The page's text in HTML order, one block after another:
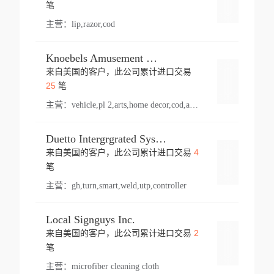
笔
主营： lip,razor,cod
Knoebels Amusement Resort
来自美国的客户，此公司累计进口交易
25笔
主营： vehicle,pl 2,arts,home decor,cod,amusement ride,sea
Duetto Intergrgrated Systems Inc.
来自美国的客户，此公司累计进口交易 4
笔
主营： gh,turn,smart,weld,utp,controller
Local Signguys Inc.
来自美国的客户，此公司累计进口交易 2
笔
主营： microfiber cleaning cloth